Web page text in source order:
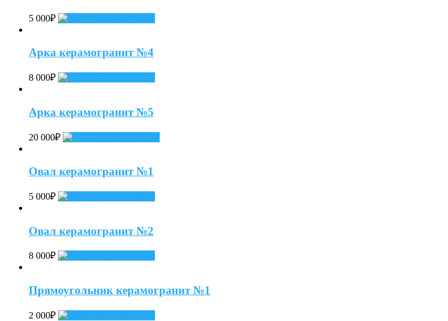
5 000₽
Арка керамогранит №4
8 000₽
Арка керамогранит №5
20 000₽
Овал керамогранит №1
5 000₽
Овал керамогранит №2
8 000₽
Прямоугольник керамогранит №1
2 000₽